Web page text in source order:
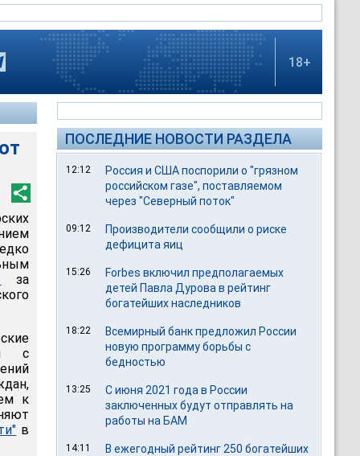
18+
за
с
к
в
ПОСЛЕДНИЕ НОВОСТИ РАЗДЕЛА
12:12
Россия и США поспорили о "грязном
российском газе", поставляемом
через "Северный поток"
09:12
Производители сообщили о риске
дефицита яиц
15:26
Forbes включил предполагаемых
детей Павла Дурова в рейтинг
богатейших наследников
18:22
Всемирный банк предложил России
новую программу борьбы с
бедностью
13:25
С июня 2021 года в России
заключенных будут отправлять на
работы на БАМ
14:11
В ежегодный рейтинг 250 богатейших